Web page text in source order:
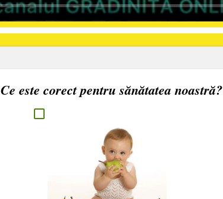
Ce este corect pentru sănătatea noastră?